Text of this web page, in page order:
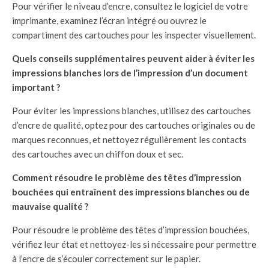
Pour vérifier le niveau d’encre, consultez le logiciel de votre
imprimante, examinez l’écran intégré ou ouvrez le
compartiment des cartouches pour les inspecter visuellement.
Quels conseils supplémentaires peuvent aider à éviter les
impressions blanches lors de l’impression d’un document
important ?
Pour éviter les impressions blanches, utilisez des cartouches
d’encre de qualité, optez pour des cartouches originales ou de
marques reconnues, et nettoyez régulièrement les contacts
des cartouches avec un chiffon doux et sec.
Comment résoudre le problème des têtes d’impression
bouchées qui entraînent des impressions blanches ou de
mauvaise qualité ?
Pour résoudre le problème des têtes d’impression bouchées,
vérifiez leur état et nettoyez-les si nécessaire pour permettre
à l’encre de s’écouler correctement sur le papier.